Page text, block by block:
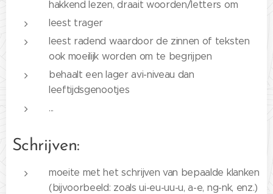
hakkend lezen, draait woorden/letters om
leest trager
leest radend waardoor de zinnen of teksten
ook moeilijk worden om te begrijpen
behaalt een lager avi-niveau dan
leeftijdsgenootjes
...
Schrijven:
moeite met het schrijven van bepaalde klanken
(bijvoorbeeld: zoals ui-eu-uu-u, a-e, ng-nk, enz.)